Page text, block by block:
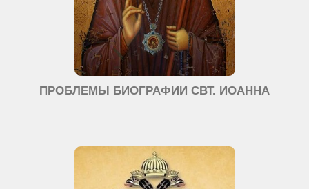
ПРОБЛЕМЫ БИОГРАФИИ СВТ. ИОАННА